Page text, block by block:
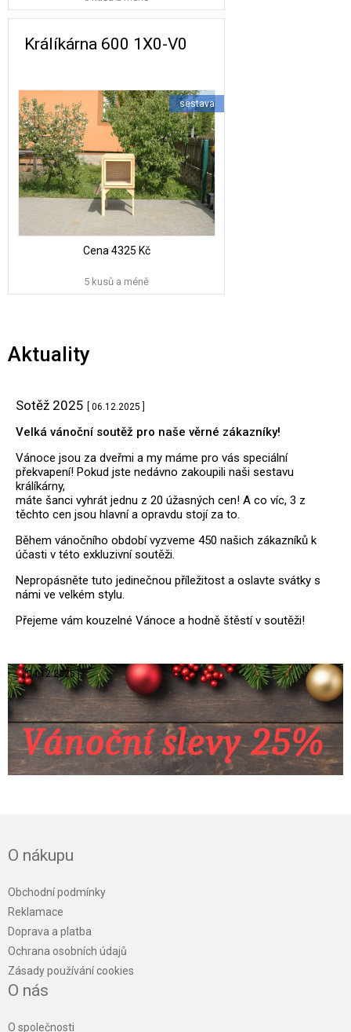
Králíkárna 600 1X0-V0
sestava
Cena 4325 Kč
5 kusů a méně
Aktuality
Sotěž 2025 [ 06.12.2025 ]
Velká vánoční soutěž pro naše věrné zákazníky!
Vánoce jsou za dveřmi a my máme pro vás speciální
překvapení! Pokud jste nedávno zakoupili naši sestavu
králíkárny,
máte šanci vyhrát jednu z 20 úžasných cen! A co víc, 3 z
těchto cen jsou hlavní a opravdu stojí za to.
Během vánočního období vyzveme 450 našich zákazníků k
účasti v této exkluzivní soutěži.
Nepropásněte tuto jedinečnou příležitost a oslavte svátky s
námi ve velkém stylu.
Přejeme vám kouzelné Vánoce a hodně štěstí v soutěži!
. [ 04.12.2025 ]
.
O nákupu
Obchodní podmínky
Reklamace
Doprava a platba
Ochrana osobních údajů
Zásady používání cookies
O nás
O společnosti